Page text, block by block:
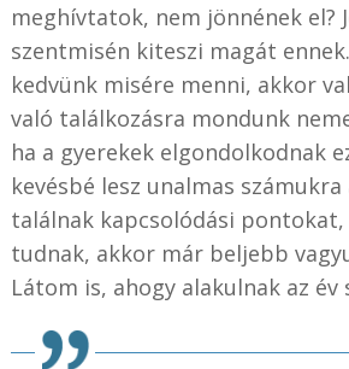
meghívtatok, nem jönnének el?
szentmisén kiteszi magát
kedvünk misére menni, akkor
való találkozásra mondunk
ha a gyerekek elgondolkodnak
kevésbé lesz unalmas számukra
találnak kapcsolódási
tudnak, akkor már beljebb
Látom is, ahogy alakulnak az év